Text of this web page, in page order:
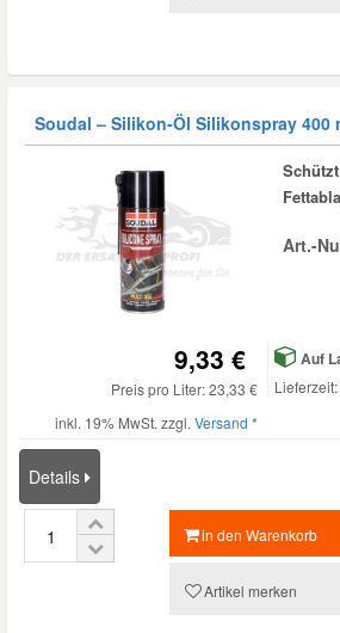
Soudal – Silikon-Öl Silikonspray 400
Art.-
9,33 €
Preis pro Liter: 23,33 €
inkl. 19% MwSt. zzgl. Versand *
Auf
Details
in den Warenkorb
Artikel merken